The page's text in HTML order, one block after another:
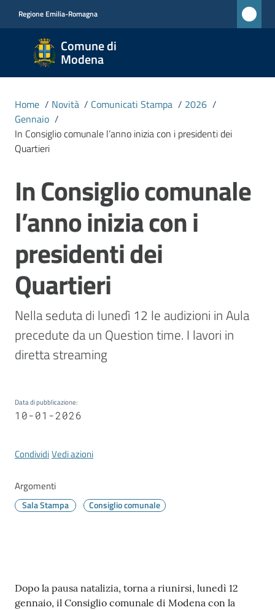
Regione Emilia-Romagna
Comune di
Modena
Comune
di
Modena
CIVICA
MONET
Novità
Menu selezionato
Vivere
Modena
Seguici
Home / Novità / Comunicati Stampa / 2026 /
Gennaio /
In Consiglio comunale l’anno inizia con i presidenti dei
Quartieri
Salta al contenuto
In Consiglio comunale
l’anno inizia con i
presidenti dei
Quartieri
Nella seduta di lunedì 12 le audizioni in Aula
precedute da un Question time. I lavori in
diretta streaming
Data di pubblicazione:
10-01-2026
CondividiVedi azioni
Argomenti
Sala Stampa Consiglio comunale
Contenuto
Dopo la pausa natalizia, torna a riunirsi, lunedì 12
gennaio, il Consiglio comunale di Modena con la